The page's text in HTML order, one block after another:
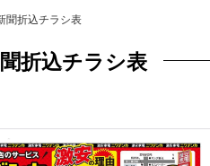
聞折込チラシ表
折込チラシ表